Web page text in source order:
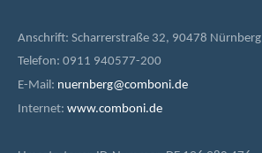
Anschrift: Scharrerstraße 32, 90478 Nürnberg
Telefon: 0911 940577-200
E-Mail: nuernberg@comboni.de
Internet: www.comboni.de